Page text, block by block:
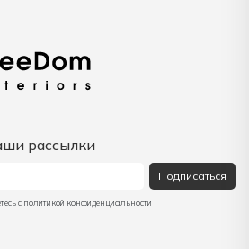
рассылки
Подписаться
с политикой конфиденциальности